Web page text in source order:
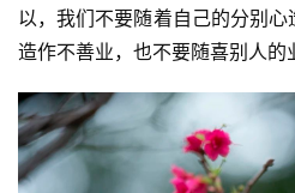
以，我们不要随着自己的分别
造作不善业，也不要随喜别人的